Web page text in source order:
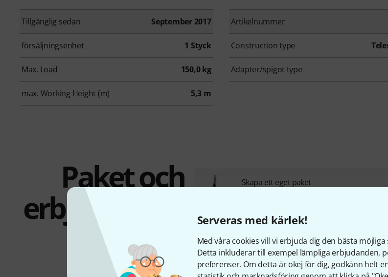
Serveras med kärlek!
Med våra cookies vill vi erbjuda dig den bästa
Detta inkluderar till exempel lämpliga erbjudanden,
preferenser. Om detta är okej för dig, godkänn helt
Tillgänglig sedan September 2017 Artikelnummer
försäljningsenhet 1 Styck Construction type
Max. Load 150,0 kg Adapter/spigot type
max. Working Height (m) 5,3 m
Paket och
erbjudanden
Skapa ett eget paket